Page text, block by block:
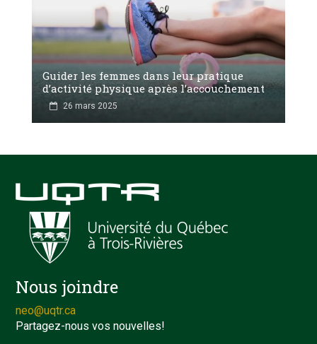
Guider les femmes dans leur pratique
d’activité physique après l’accouchement
26 mars 2025
Nous joindre
neo@uqtr.ca
Partagez-nous vos nouvelles!